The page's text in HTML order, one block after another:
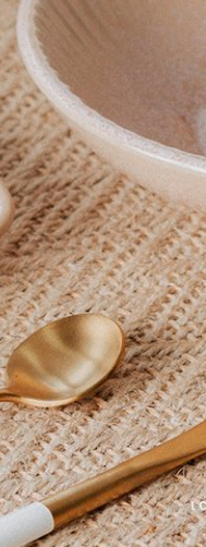
travesseiro - 50
enchimento 100%
une
conforto e uma
também